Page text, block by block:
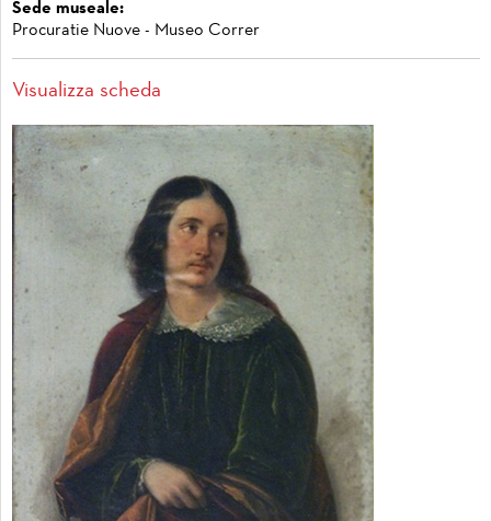
Sede museale:
Procuratie Nuove - Museo Correr
Visualizza scheda